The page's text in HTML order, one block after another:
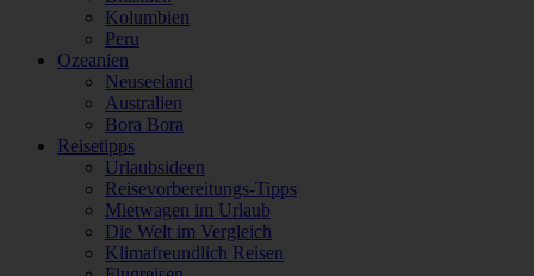
Kolumbien
Peru
Ozeanien
Neuseeland
Australien
Bora Bora
Reisetipps
Urlaubsideen
Reisevorbereitungs-Tipps
Mietwagen im Urlaub
Die Welt im Vergleich
Klimafreundlich Reisen